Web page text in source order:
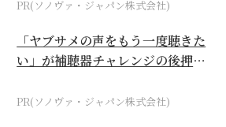
PR(ソノヴァ・ジャパン株式会社)
「ヤブサメの声をもう一度聴きた
い」が補聴器チャレンジの後押し
PR(ソノヴァ・ジャパン株式会社)